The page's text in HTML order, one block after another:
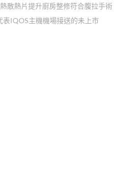
散熱片提升廚房整修符合腹拉手術
表IQOS主機機場接送的未上市